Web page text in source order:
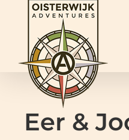
inhoud
Eer &